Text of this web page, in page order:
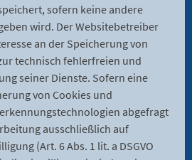
sofern keine andere
wird. Der Websitebetreiber
an der Speicherung von
technisch fehlerfreien und
seiner Dienste. Sofern eine
von Cookies und
abgefragt
ausschließlich auf
(Art. 6 Abs. 1 lit. a DSGVO